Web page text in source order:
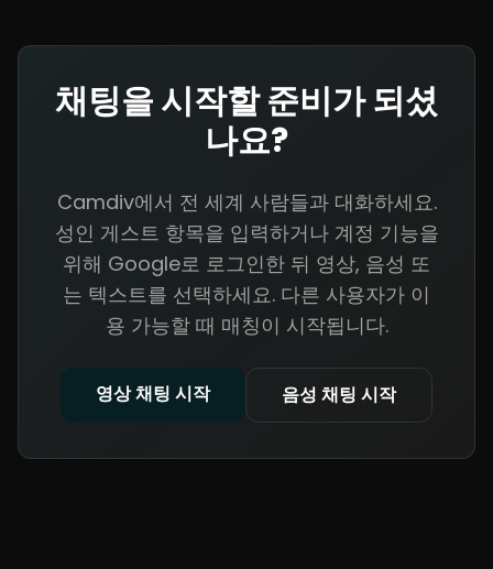
채팅을 시작할 준비가 되셨
나요?
Camdiv에서 전 세계 사람들과 대화하세요.
성인 게스트 항목을 입력하거나 계정 기능을
위해 Google로 로그인한 뒤 영상, 음성 또
는 텍스트를 선택하세요. 다른 사용자가 이
용 가능할 때 매칭이 시작됩니다.
영상 채팅 시작 음성 채팅 시작